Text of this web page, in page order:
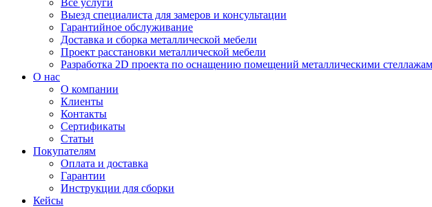
Все услуги
Выезд специалиста для замеров и консультации
Гарантийное обслуживание
Доставка и сборка металлической мебели
Проект расстановки металлической мебели
Разработка 2D проекта по оснащению помещений металлическими
О нас
О компании
Клиенты
Контакты
Сертификаты
Статьи
Покупателям
Оплата и доставка
Гарантии
Инструкции для сборки
Кейсы